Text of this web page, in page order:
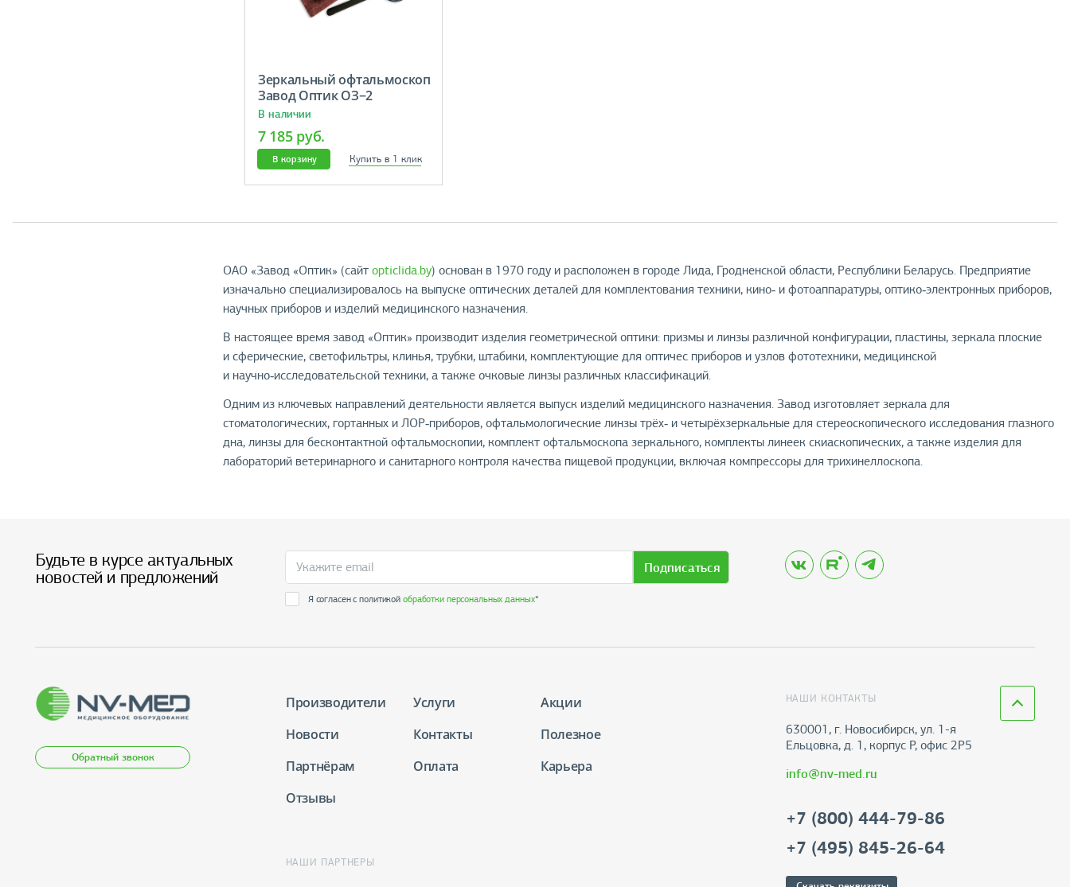
Зеркальный офтальмоскоп
Завод Оптик ОЗ−2
В наличии
7 185 руб.
В корзину Купить в 1 клик
ОАО «Завод «Оптик» (сайт opticlida.by) основан в 1970 году и расположен в городе Лида, Гродненской области, Республики Беларусь. Предприятие
изначально специализировалось на выпуске оптических деталей для комплектования техники, кино‑ и фотоаппаратуры, оптико‑электронных приборов,
научных приборов и изделий медицинского назначения.
В настоящее время завод «Оптик» производит изделия геометрической оптики: призмы и линзы различной конфигурации, пластины, зеркала плоские
и сферические, светофильтры, клинья, трубки, штабики, комплектующие для оптичес приборов и узлов фототехники, медицинской
и научно‑исследовательской техники, а также очковые линзы различных классификаций.
Одним из ключевых направлений деятельности является выпуск изделий медицинского назначения. Завод изготовляет зеркала для
стоматологических, гортанных и ЛОР‑приборов, офтальмологические линзы трёх‑ и четырёхзеркальные для стереоскопического исследования глазного
дна, линзы для бесконтактной офтальмоскопии, комплект офтальмоскопа зеркального, комплекты линеек скиаскопических, а также изделия для
лабораторий ветеринарного и санитарного контроля качества пищевой продукции, включая компрессоры для трихинеллоскопа.
Будьте в курсе актуальных
новостей и предложений
Подписаться
Я согласен с политикойобработки персональных данных*
Обратный звонок
Производители Услуги
Акции
Новости
Контакты
Полезное
Партнёрам
Оплата
Карьера
Отзывы
НАШИ ПАРТНЕРЫ
НАШИ КОНТАКТЫ
630001, г. Новосибирск, ул. 1-я
Ельцовка, д. 1, корпус Р, офис 2Р5
info@nv-med.ru
+7 (800) 444-79-86
+7 (495) 845-26-64